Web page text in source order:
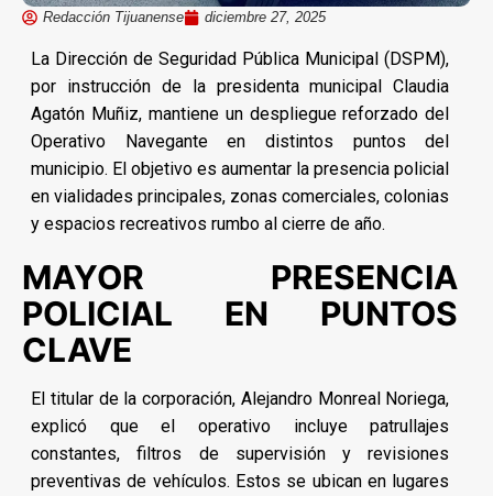
Redacción Tijuanense diciembre 27, 2025
La Dirección de Seguridad Pública Municipal (DSPM),
por instrucción de la presidenta municipal Claudia
Agatón Muñiz, mantiene un despliegue reforzado del
Operativo Navegante en distintos puntos del
municipio. El objetivo es aumentar la presencia policial
en vialidades principales, zonas comerciales, colonias
y espacios recreativos rumbo al cierre de año.
MAYOR PRESENCIA
POLICIAL EN PUNTOS
CLAVE
El titular de la corporación, Alejandro Monreal Noriega,
explicó que el operativo incluye patrullajes
constantes, filtros de supervisión y revisiones
preventivas de vehículos. Estos se ubican en lugares